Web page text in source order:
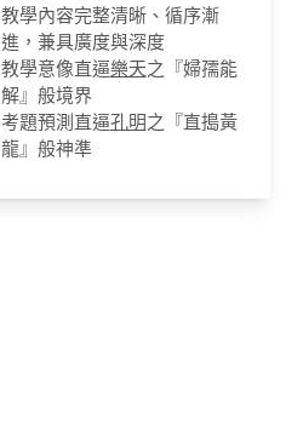
教學內容完整清晰、循序漸
進，兼具廣度與深度
教學意像直逼樂天之『婦孺能
解』般境界
考題預測直逼孔明之『直搗黃
龍』般神準